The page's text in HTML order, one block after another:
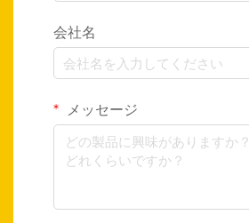
会社名
メッセージ